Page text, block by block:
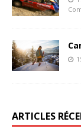
ARTICLES